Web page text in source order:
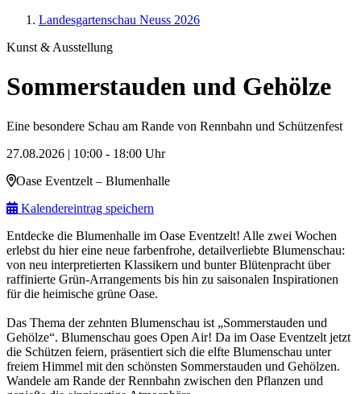
Landesgartenschau Neuss 2026
Kunst & Ausstellung
Sommerstauden und Gehölze
Eine besondere Schau am Rande von Rennbahn und Schützenfest
27.08.2026 | 10:00 - 18:00 Uhr
Oase Eventzelt – Blumenhalle
Kalendereintrag speichern
Entdecke die Blumenhalle im Oase Eventzelt! Alle zwei Wochen
erlebst du hier eine neue farbenfrohe, detailverliebte Blumenschau:
von neu interpretierten Klassikern und bunter Blütenpracht über
raffinierte Grün-Arrangements bis hin zu saisonalen Inspirationen
für die heimische grüne Oase.
Das Thema der zehnten Blumenschau ist „Sommerstauden und
Gehölze“. Blumenschau goes Open Air! Da im Oase Eventzelt jetzt
die Schützen feiern, präsentiert sich die elfte Blumenschau unter
freiem Himmel mit den schönsten Sommerstauden und Gehölzen.
Wandele am Rande der Rennbahn zwischen den Pflanzen und